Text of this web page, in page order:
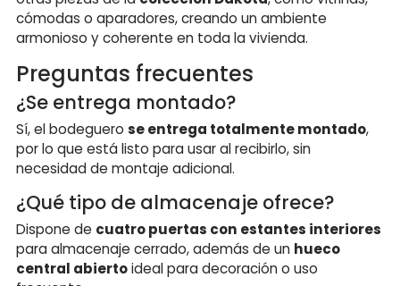
cómodas o aparadores, creando un ambiente
armonioso y coherente en toda la vivienda.
Preguntas frecuentes
¿Se entrega montado?
Sí, el bodeguero se entrega totalmente montado,
por lo que está listo para usar al recibirlo, sin
necesidad de montaje adicional.
¿Qué tipo de almacenaje ofrece?
Dispone de cuatro puertas con estantes interiores
para almacenaje cerrado, además de un hueco
central abiertoideal para decoración o uso